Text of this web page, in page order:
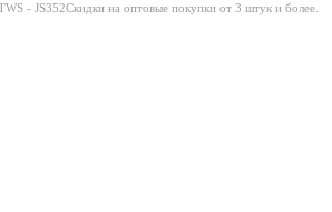
- JS352Скидки на оптовые покупки от 3 штук и более.